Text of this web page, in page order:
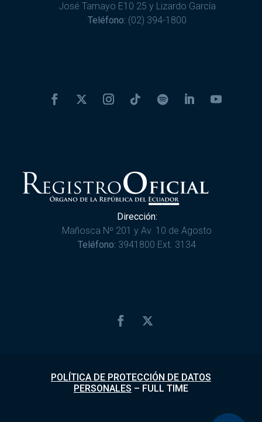
José Tamayo E10 25 y Lizardo García
Teléfono: (02) 394-1800
Dirección:
Mañosca Nº 201 y Av. 10 de Agosto
Teléfono: 3941800 Ext. 3134
POLÍTICA DE PROTECCIÓN DE DATOS
PERSONALES – FULL TIME